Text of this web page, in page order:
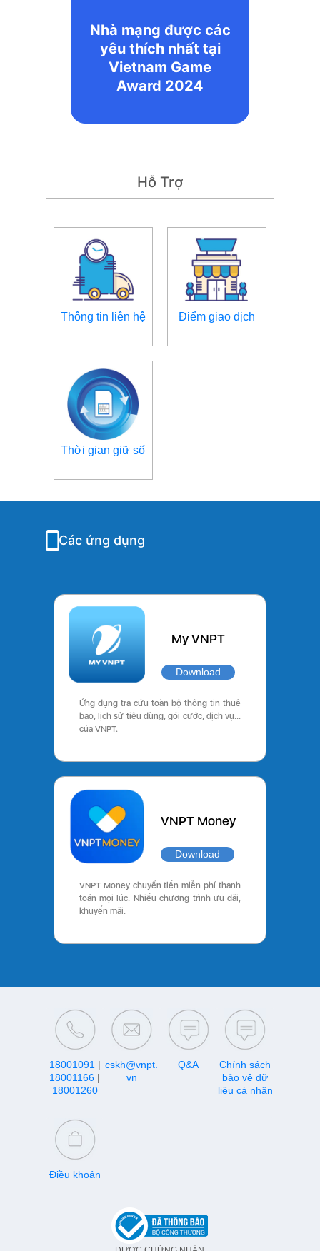
Nhà mạng được các
yêu thích nhất tại
Vietnam Game
Award 2024
Hỗ Trợ
Thông tin liên hệ Điểm giao dịch
Thời gian giữ số
Các ứng dụng
My VNPT
Download
Ứng dụng tra cứu toàn bộ thông tin thuê
bao, lịch sử tiêu dùng, gói cước, dịch vụ…
của VNPT.
VNPT Money
Download
VNPT Money chuyển tiền miễn phí thanh
toán mọi lúc. Nhiều chương trình ưu đãi,
khuyến mãi.
18001091 |
18001166 |
18001260
cskh@vnpt.
vn
Q&A
Chính sách
bảo vệ dữ
liệu cá nhân
Điều khoản